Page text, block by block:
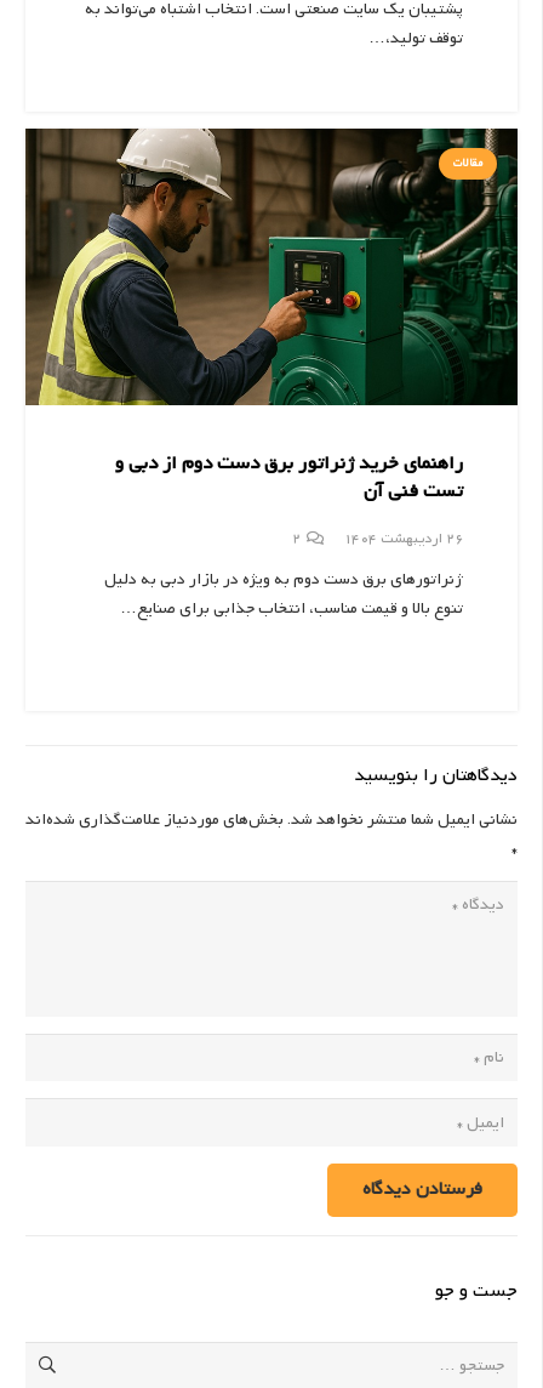
جست و جو
پشتیبان یک سایت صنعتی است. انتخاب اشتباه می‌تواند به
توقف تولید،…
مقالات
راهنمای خرید ژنراتور برق دست دوم از دبی و
تست فنی آن
26 اردیبهشت 1404 2
ژنراتورهای برق دست دوم به ویژه در بازار دبی به دلیل
تنوع بالا و قیمت مناسب، انتخاب جذابی برای صنایع…
دیدگاهتان را بنویسید
نشانی ایمیل شما منتشر نخواهد شد.بخش‌های موردنیاز علامت‌گذاری شده‌اند
*
فرستادن دیدگاه